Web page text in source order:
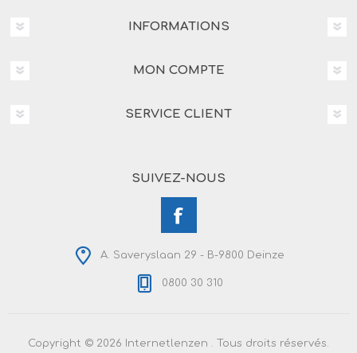
INFORMATIONS
MON COMPTE
SERVICE CLIENT
SUIVEZ-NOUS
A. Saveryslaan 29 - B-9800 Deinze
0800 30 310
Copyright © 2026 Internetlenzen . Tous droits réservés.